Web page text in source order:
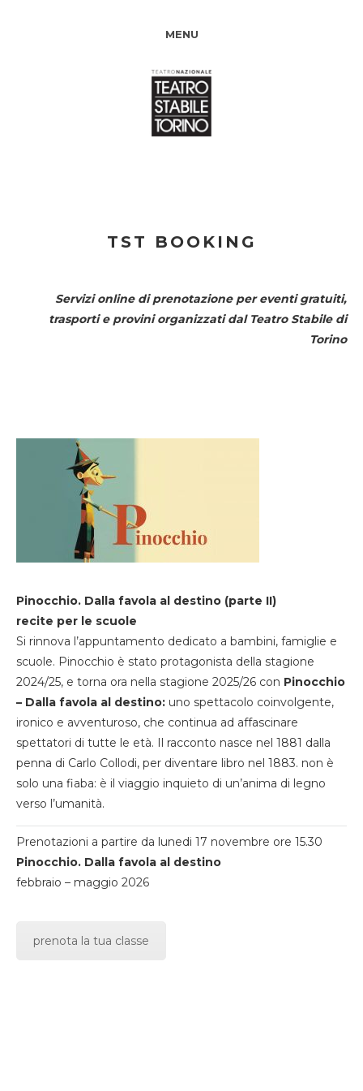
MENU
TST BOOKING
Servizi online di prenotazione per eventi gratuiti,
trasporti e provini organizzati dal Teatro Stabile di
Torino
Pinocchio. Dalla favola al destino (parte II)
recite per le scuole
Si rinnova l’appuntamento dedicato a bambini, famiglie e
scuole. Pinocchio è stato protagonista della stagione
2024/25, e torna ora nella stagione 2025/26 con Pinocchio
– Dalla favola al destino: uno spettacolo coinvolgente,
ironico e avventuroso, che continua ad affascinare
spettatori di tutte le età. Il racconto nasce nel 1881 dalla
penna di Carlo Collodi, per diventare libro nel 1883. non è
solo una fiaba: è il viaggio inquieto di un’anima di legno
verso l’umanità.
Prenotazioni a partire da lunedi 17 novembre ore 15.30
Pinocchio. Dalla favola al destino
febbraio – maggio 2026
prenota la tua classe